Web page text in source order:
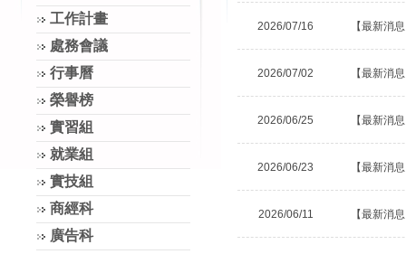
工作計畫
處務會議
行事曆
榮譽榜
實習組
就業組
實技組
商經科
廣告科
2026/07/16 【最新消
2026/07/02 【最新消
2026/06/25 【最新消
2026/06/23 【最新消
2026/06/11 【最新消